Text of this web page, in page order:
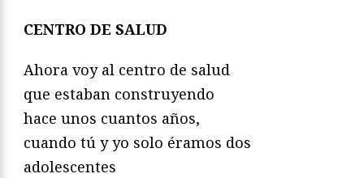
CENTRO DE SALUD
Ahora voy al centro de salud
que estaban construyendo
hace unos cuantos años,
cuando tú y yo solo éramos dos
adolescentes